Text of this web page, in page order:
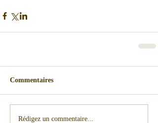
Commentaires
Rédigez un commentaire...